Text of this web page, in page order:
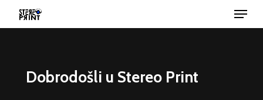
Skip
to
Menu
Dobrodošli u Stereo Print